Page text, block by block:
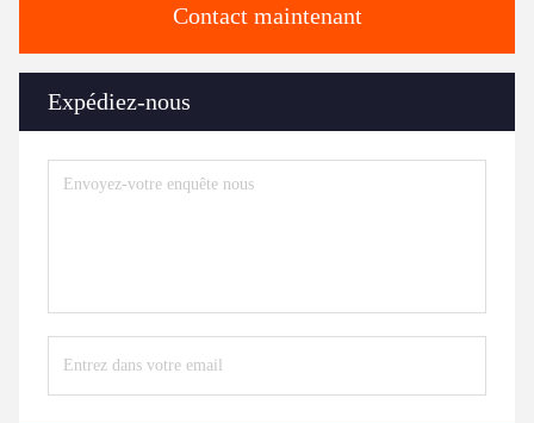
Contact maintenant
Expédiez-nous